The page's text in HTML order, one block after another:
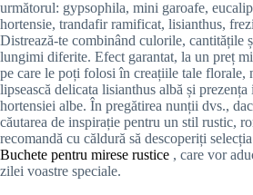
următorul: gypsophila, mini garoafe,
hortensie, trandafir ramificat, lisianthus,
Distrează-te combinând culorile, cantitățile
lungimi diferite. Efect garantat, la un preț
pe care le poți folosi în creațiile tale florale,
lipsească delicata lisianthus albă și prezența
hortensiei albe. În pregătirea nunții dvs.,
căutarea de inspirație pentru un stil rustic,
recomandă cu căldură să descoperiți
Buchete pentru mirese rustice , care vor
zilei voastre speciale.